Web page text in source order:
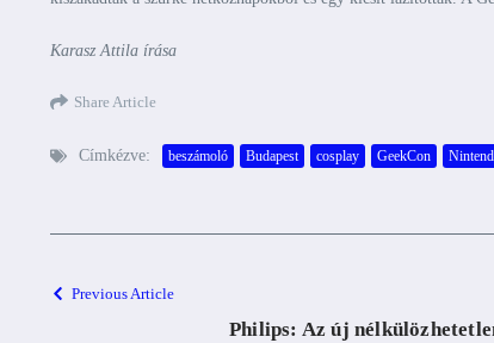
Karasz Attila írása
Share Article
Címkézve: beszámoló Budapest cosplay GeekCon
Previous Article
Philips: Az új